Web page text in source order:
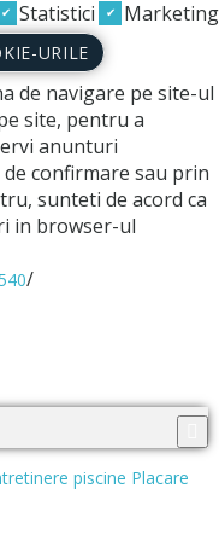
Statistici Marketing
URILE
de navigare pe site-ul
site, pentru a
anunturi
confirmare sau prin
sunteti de acord ca
in browser-ul
/
piscine Placare